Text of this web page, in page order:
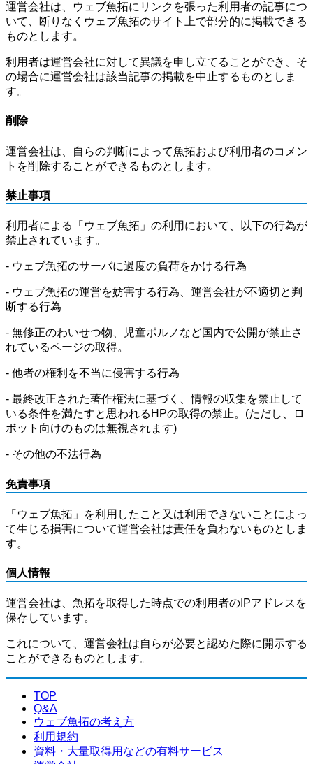
運営会社は、ウェブ魚拓にリンクを張った利用者の記事につ
いて、断りなくウェブ魚拓のサイト上で部分的に掲載できる
ものとします。
利用者は運営会社に対して異議を申し立てることができ、そ
の場合に運営会社は該当記事の掲載を中止するものとしま
す。
削除
運営会社は、自らの判断によって魚拓および利用者のコメン
トを削除することができるものとします。
禁止事項
利用者による「ウェブ魚拓」の利用において、以下の行為が
禁止されています。
- ウェブ魚拓のサーバに過度の負荷をかける行為
- ウェブ魚拓の運営を妨害する行為、運営会社が不適切と判
断する行為
- 無修正のわいせつ物、児童ポルノなど国内で公開が禁止さ
れているページの取得。
- 他者の権利を不当に侵害する行為
- 最終改正された著作権法に基づく、情報の収集を禁止して
いる条件を満たすと思われるHPの取得の禁止。(ただし、ロ
ボット向けのものは無視されます)
- その他の不法行為
免責事項
「ウェブ魚拓」を利用したこと又は利用できないことによっ
て生じる損害について運営会社は責任を負わないものとしま
す。
個人情報
運営会社は、魚拓を取得した時点での利用者のIPアドレスを
保存しています。
これについて、運営会社は自らが必要と認めた際に開示する
ことができるものとします。
TOP
Q&A
ウェブ魚拓の考え方
利用規約
資料・大量取得用などの有料サービス